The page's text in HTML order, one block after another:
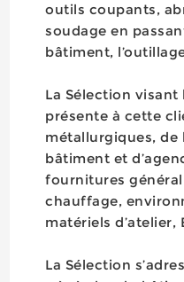
outils coupants,
soudage en
bâtiment,
La Sélection
présente à cette
métallurgiques, de
bâtiment et
fournitures
chauffage,
matériels d’atelier,
La Sélection